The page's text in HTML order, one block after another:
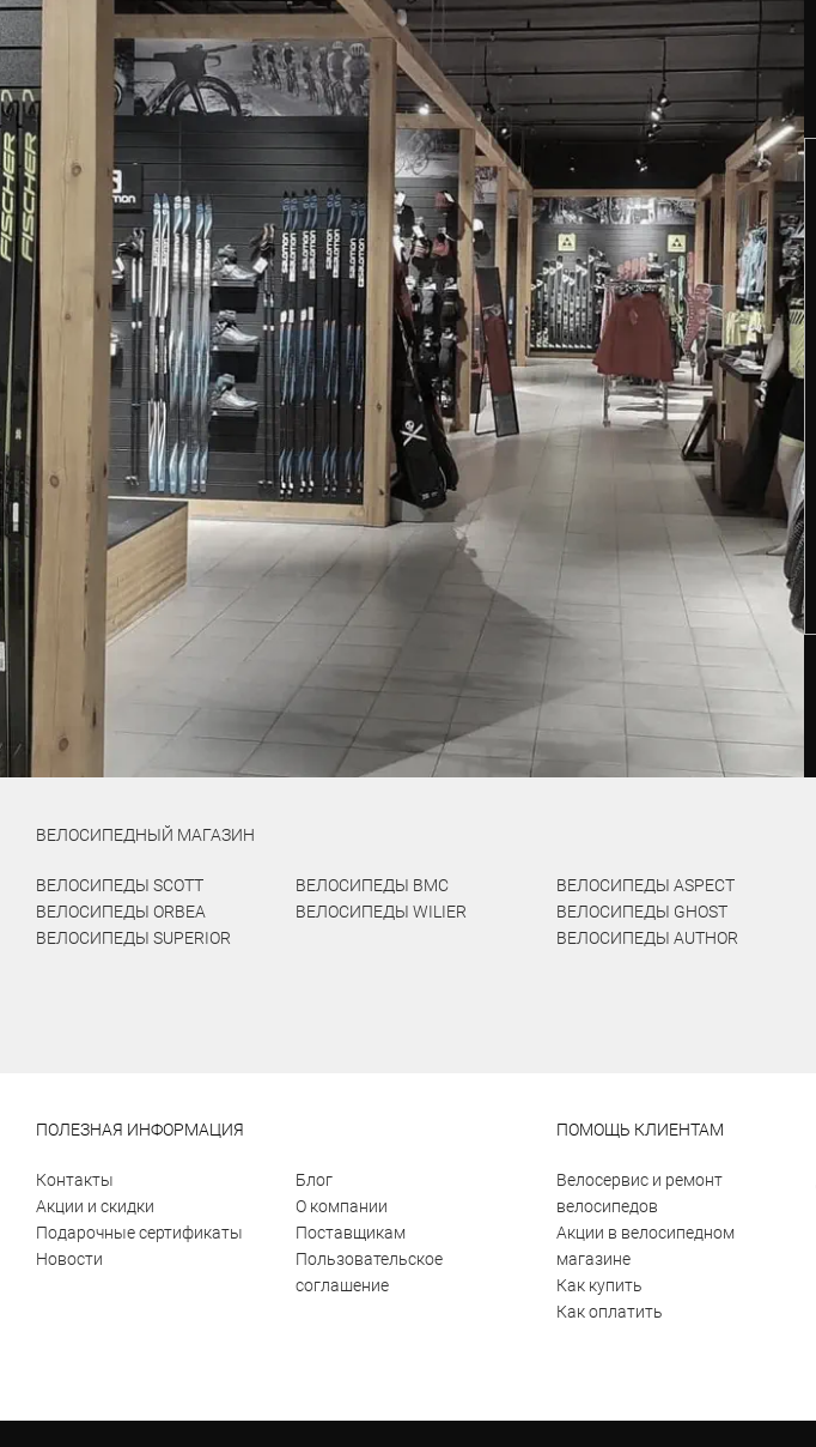
ВЕЛОСИПЕДНЫЙ МАГАЗИН
ВЕЛОСИПЕДЫ SCOTT
ВЕЛОСИПЕДЫ ORBEA
ВЕЛОСИПЕДЫ SUPERIOR
ВЕЛОСИПЕДЫ BMC
ВЕЛОСИПЕДЫ WILIER
ВЕЛОСИПЕДЫ ASPECT
ВЕЛОСИПЕДЫ GHOST
ВЕЛОСИПЕДЫ AUTHOR
ПОЛЕЗНАЯ ИНФОРМАЦИЯ
Контакты
Акции и скидки
Подарочные сертификаты
Новости
Блог
О компании
Поставщикам
Пользовательское
соглашение
ПОМОЩЬ КЛИЕНТАМ
Велосервис и ремонт
велосипедов
Акции в велосипедном
магазине
Как купить
Как оплатить